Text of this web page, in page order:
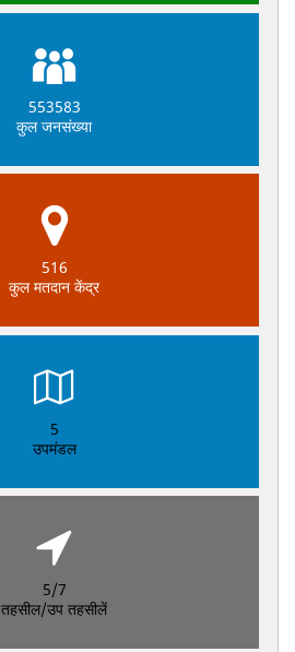
553583
कुल जनसंख्या
516
कुल मतदान केंद्र
5
उपमंडल
5/7
तहसील/उप तहसीलें